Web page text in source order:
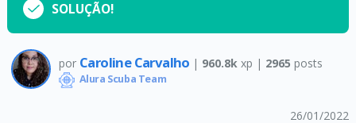
SOLUÇÃO!
por Caroline Carvalho | 960.8k xp | 2965 posts
Alura Scuba Team
26/01/2022